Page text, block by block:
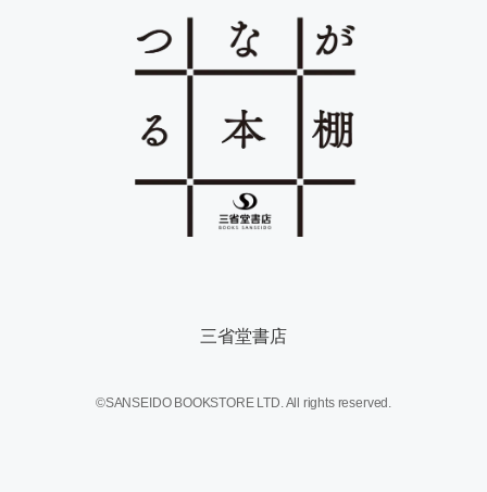
三省堂書店
©SANSEIDO BOOKSTORE LTD. All rights reserved.